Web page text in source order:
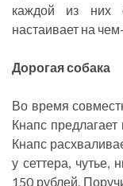
каждой из них
настаивает на
Дорогая собака
Во время
Кнапс предлагает
Кнапс
у сеттера, чутье,
150 рублей.